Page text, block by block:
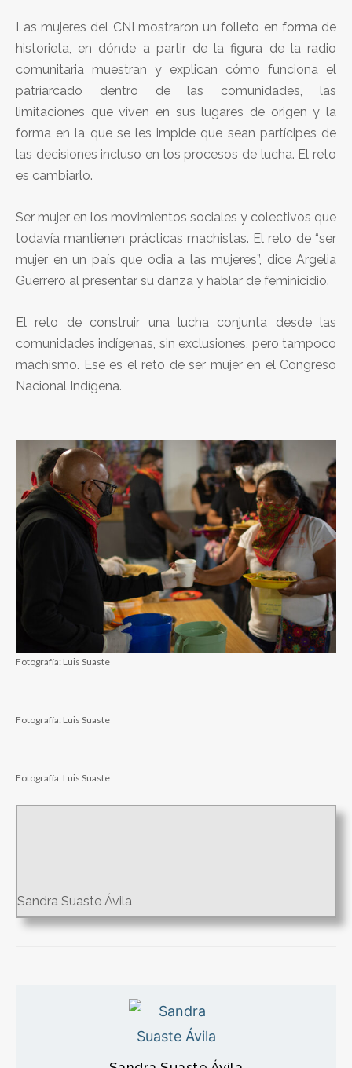
Las mujeres del CNI mostraron un folleto en forma de
historieta, en dónde a partir de la figura de la radio
comunitaria muestran y explican cómo funciona el
patriarcado dentro de las comunidades, las
limitaciones que viven en sus lugares de origen y la
forma en la que se les impide que sean partícipes de
las decisiones incluso en los procesos de lucha. El reto
es cambiarlo.
Ser mujer en los movimientos sociales y colectivos que
todavía mantienen prácticas machistas. El reto de “ser
mujer en un país que odia a las mujeres”, dice Argelia
Guerrero al presentar su danza y hablar de feminicidio.
El reto de construir una lucha conjunta desde las
comunidades indígenas, sin exclusiones, pero tampoco
machismo. Ese es el reto de ser mujer en el Congreso
Nacional Indígena.
Fotografía: Luis Suaste
Fotografía: Luis Suaste
Fotografía: Luis Suaste
Sandra Suaste Ávila